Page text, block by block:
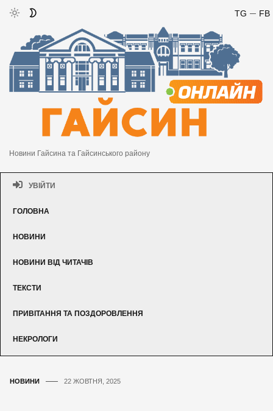
FB
TG
Новини Гайсина та Гайсинського району
УВІЙТИ
ГОЛОВНА
НОВИНИ
НОВИНИ ВІД ЧИТАЧІВ
ТЕКСТИ
ПРИВІТАННЯ ТА ПОЗДОРОВЛЕННЯ
НЕКРОЛОГИ
НОВИНИ 22 ЖОВТНЯ, 2025